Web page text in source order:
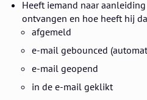
Heeft iemand naar
ontvangen en hoe heeft hij
afgemeld
e-mail gebounced
e-mail geopend
in de e-mail geklikt